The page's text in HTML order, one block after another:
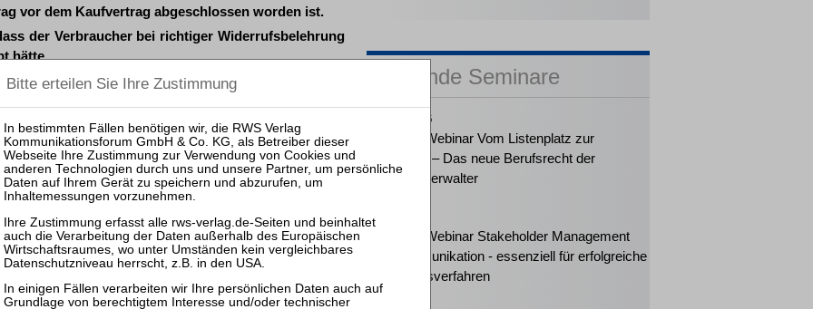
vor dem Kaufvertrag abgeschlossen worden ist.
der Verbraucher bei richtiger Widerrufsbelehrung
hätte.
im Wege der Naturalrestitution von den
finanzierten Geschäfts freihalten soll, lässt sich
Grundsätzen am wirksamsten dadurch
statt der Darlehensvaluta und eventueller Zinsen
zu verweisen ist, was der Verbraucher dem
entgegenhalten kann.
Passende Seminare
25.08.2026
Praktiker-Webinar Vom Listenplatz zur
Zulassung – Das neue Berufsrecht der
Insolvenzverwalter
25.11.2026
Praktiker-Webinar Stakeholder Management
und Kommunikation - essenziell für erfolgreiche
Sanierungsverfahren